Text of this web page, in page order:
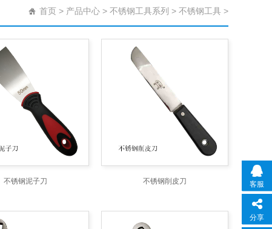
首页 > 产品中心 > 不锈钢工具系列 > 不锈钢工具 >
不锈钢泥子刀 不锈钢削皮刀 客服
分享